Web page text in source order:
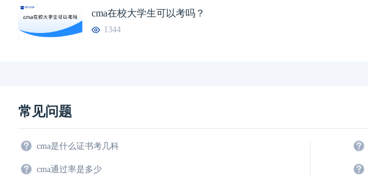
cma在校大学生可以考吗？
1344
常见问题
cma是什么证书考几科
cma通过率是多少